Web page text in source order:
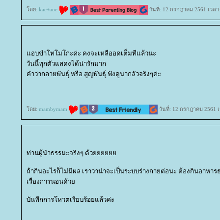
ดย: kae+aoe วันที่: 12 กรกฎาคม 2561 เวล
อบขำโทโมโกะค่ะ คงจะเหลืออดเต็มทีแล้วนะ
วันนี้ทุกตัวแสดงได้น่ารักมาก
คำว่ากลายพันธุ์ หรือ สูญพันธุ์ ฟังดูน่ากลัวจริงๆค่ะ
ดย: mambymam วันที่: 12 กรกฎาคม 2561
ท่านผู้นำธรรมะจริงๆ ด้ว
ถ้ากินอะไรก็ไม่มีผล เราว่าน่าจะเป็นระบบร่างกายต่อนะ ต้องกินอาหา
เรื่องการนอนด้ว
บันทึกการโหวตเรียบร้อยแล้วค่ะ